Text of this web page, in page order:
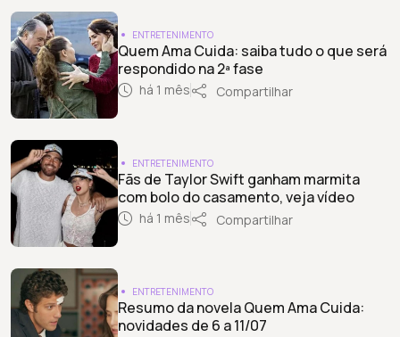
ENTRETENIMENTO
Quem Ama Cuida: saiba tudo o que será
respondido na 2ª fase
há 1 mês Compartilhar
ENTRETENIMENTO
Fãs de Taylor Swift ganham marmita
com bolo do casamento, veja vídeo
há 1 mês Compartilhar
ENTRETENIMENTO
Resumo da novela Quem Ama Cuida:
novidades de 6 a 11/07